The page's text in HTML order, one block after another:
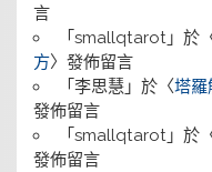
言
「 smallqtarot」於
方〉發佈留言
「 李思慧」於〈塔羅
發佈留言
「 smallqtarot」於
發佈留言